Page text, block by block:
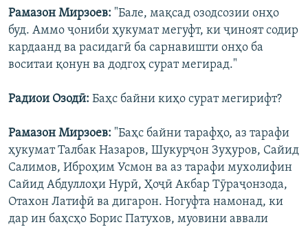
Рамазон Мирзоев: "Бале, мақсад озодсозии онҳо
буд. Аммо ҷониби ҳукумат мегуфт, ки ҷиноят содир
кардаанд ва расидагӣ ба сарнавишти онҳо ба
воситаи қонун ва додгоҳ сурат мегирад."
Радиои Озодӣ: Баҳс байни киҳо сурат мегирифт?
Рамазон Мирзоев: "Баҳс байни тарафҳо, аз тарафи
ҳукумат Талбак Назаров, Шукурҷон Зуҳуров, Сайид
Салимов, Иброҳим Усмон ва аз тарафи мухолифин
Сайид Абдуллоҳи Нурӣ, Ҳоҷӣ Акбар Тӯраҷонзода,
Отахон Латифӣ ва дигарон. Ногуфта намонад, ки
дар ин баҳсҳо Борис Патухов, муовини аввали